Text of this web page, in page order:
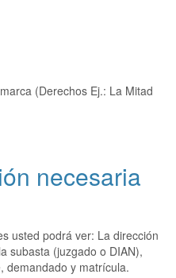
(Derechos Ej.: La Mitad
necesaria
usted podrá ver: La dirección
subasta (juzgado o DIAN),
demandado y matrícula.